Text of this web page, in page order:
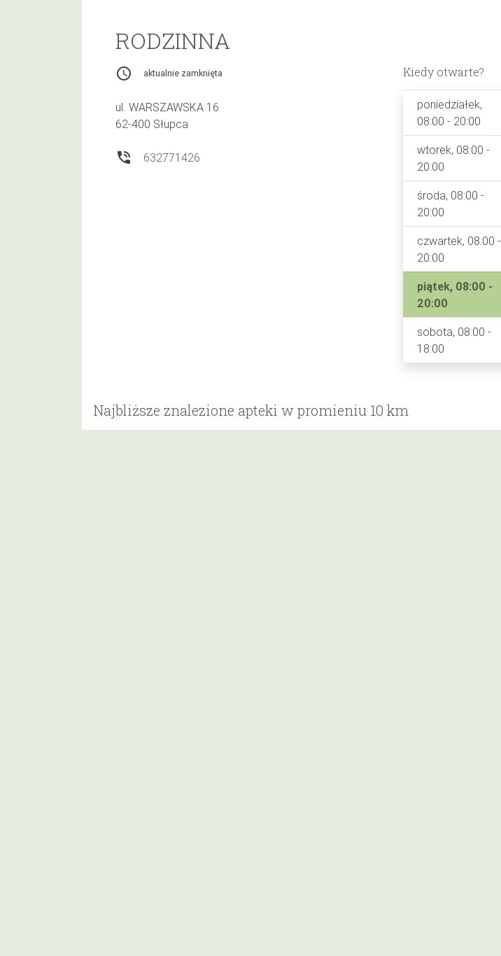
RODZINNA
access_time aktualnie zamknięta
ul. WARSZAWSKA 16
62-400 Słupca
phone_in_talk 632771426
Kiedy otwarte?
poniedziałek,
08:00 - 20:00
wtorek, 08:00 -
20:00
środa, 08:00 -
20:00
czwartek, 08:00 -
20:00
piątek, 08:00 -
20:00
sobota, 08:00 -
18:00
Najbliższe znalezione apteki w promieniu 10 km